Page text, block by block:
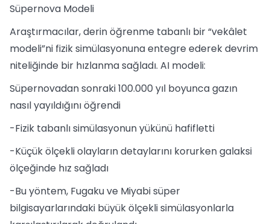
Süpernova Modeli
Araştırmacılar, derin öğrenme tabanlı bir “vekâlet
modeli”ni fizik simülasyonuna entegre ederek devrim
niteliğinde bir hızlanma sağladı. AI modeli:
Süpernovadan sonraki 100.000 yıl boyunca gazın
nasıl yayıldığını öğrendi
-Fizik tabanlı simülasyonun yükünü hafifletti
-Küçük ölçekli olayların detaylarını korurken galaksi
ölçeğinde hız sağladı
-Bu yöntem, Fugaku ve Miyabi süper
bilgisayarlarındaki büyük ölçekli simülasyonlarla